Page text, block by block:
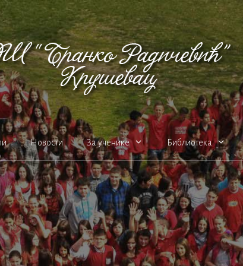
Новости За ученике Библиотека